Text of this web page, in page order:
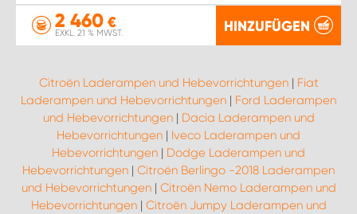
2 460 €
EXKL. 21 % MWST. HINZUFÜGEN
Citroën Laderampen und Hebevorrichtungen| Fiat
Laderampen und Hebevorrichtungen | Ford Laderampen
und Hebevorrichtungen| Dacia Laderampen und
Hebevorrichtungen | Iveco Laderampen und
Hebevorrichtungen | Dodge Laderampen und
Hebevorrichtungen | Citroën Berlingo -2018 Laderampen
und Hebevorrichtungen| Citroën Nemo Laderampen und
Hebevorrichtungen| Citroën Jumpy Laderampen und